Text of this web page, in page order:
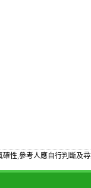
性,參考人應自行判斷及